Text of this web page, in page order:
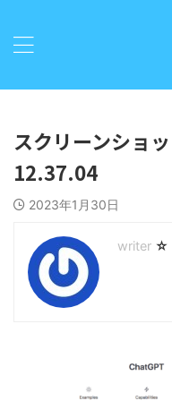
スクリーンショ
12.37.04
2023年1月30日
☆